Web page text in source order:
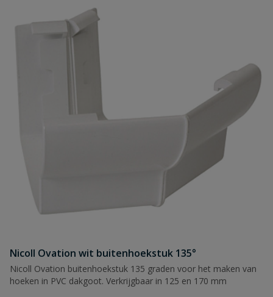
Nicoll Ovation wit buitenhoekstuk 135°
Nicoll Ovation buitenhoekstuk 135 graden voor het maken van
hoeken in PVC dakgoot. Verkrijgbaar in 125 en 170 mm